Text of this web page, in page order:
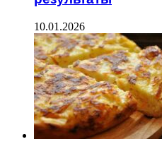
10.01.2026